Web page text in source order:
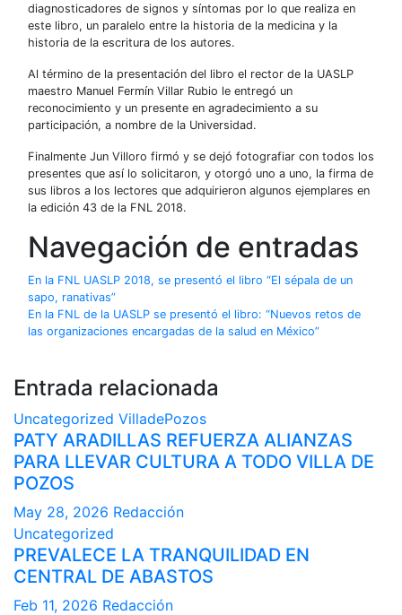
diagnosticadores de signos y síntomas por lo que realiza en
este libro, un paralelo entre la historia de la medicina y la
historia de la escritura de los autores.
Al término de la presentación del libro el rector de la UASLP
maestro Manuel Fermín Villar Rubio le entregó un
reconocimiento y un presente en agradecimiento a su
participación, a nombre de la Universidad.
Finalmente Jun Villoro firmó y se dejó fotografiar con todos los
presentes que así lo solicitaron, y otorgó uno a uno, la firma de
sus libros a los lectores que adquirieron algunos ejemplares en
la edición 43 de la FNL 2018.
Navegación de entradas
En la FNL UASLP 2018, se presentó el libro “El sépala de un
sapo, ranativas”
En la FNL de la UASLP se presentó el libro: “Nuevos retos de
las organizaciones encargadas de la salud en México”
Entrada relacionada
Uncategorized VilladePozos
PATY ARADILLAS REFUERZA ALIANZAS
PARA LLEVAR CULTURA A TODO VILLA DE
POZOS
May 28, 2026 Redacción
Uncategorized
PREVALECE LA TRANQUILIDAD EN
CENTRAL DE ABASTOS
Feb 11, 2026 Redacción